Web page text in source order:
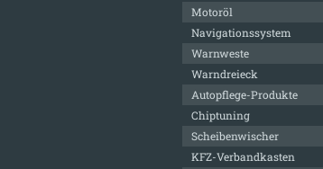
Motoröl
Navigationssystem
Warnweste
Warndreieck
Autopflege-Produkte
Chiptuning
Scheibenwischer
KFZ-Verbandkasten